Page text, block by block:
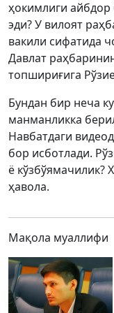
ҳокимлиги айбдор
эди? У вилоят
вакили сифатида
Давлат
топшириғига
Бундан бир неча
манманликка
Навбатдаги
бор исботлади.
ё кўзбўямачилик?
ҳавола.
Мақола муаллифи